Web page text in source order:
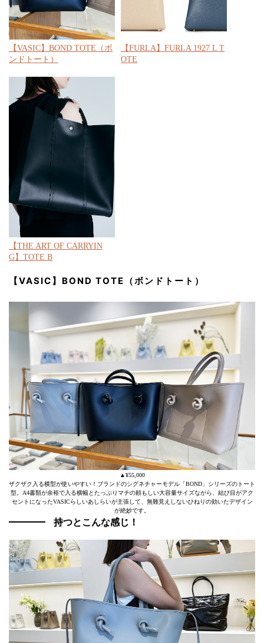
【VASIC】BOND TOTE（ボ
ンドトート）
【FURLA】FURLA 1927 L T
OTE
【THE ART OF CARRYIN
G】TOTE B
【VASIC】BOND TOTE（ボンドトート）
▲¥55,000
ザクザク入る横型が使いやすい！ブランドのシグネチャーモデル「BOND」シリーズのトート
型。A4書類が余裕で入る横幅とたっぷりマチの頼もしい大容量サイズながら、結び目がアク
セントになったVASICらしいあしらいが主張して、無難見えしないひねりの効いたデザイン
が絶妙です。
持つとこんな感じ！